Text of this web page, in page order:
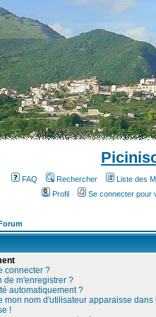
FAQ Rechercher Liste des
Profil
Se connecter pour
connecter ?
de m'enregistrer ?
automatiquement ?
mon nom d'utilisateur apparaisse
!